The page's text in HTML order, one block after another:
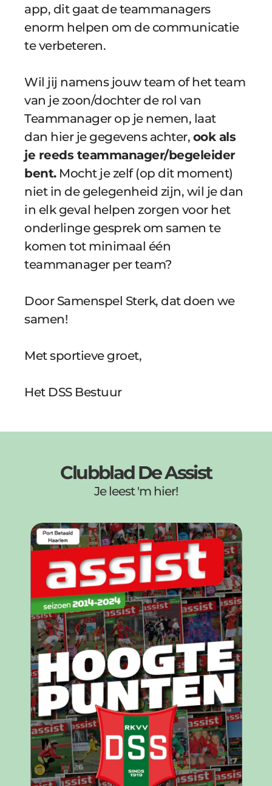
app, dit gaat de teammanagers
enorm helpen om de communicatie
te verbeteren.
Wil jij namens jouw team of het team
van je zoon/dochter de rol van
Teammanager op je nemen, laat
dan hier je gegevens achter, ook als
je reeds teammanager/begeleider
bent. Mocht je zelf (op dit moment)
niet in de gelegenheid zijn, wil je dan
in elk geval helpen zorgen voor het
onderlinge gesprek om samen te
komen tot minimaal één
teammanager per team?
Door Samenspel Sterk, dat doen we
samen!
Met sportieve groet,
Het DSS Bestuur
Clubblad De Assist
Je leest 'm hier!